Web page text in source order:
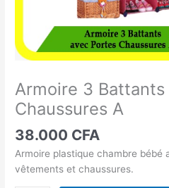
Armoire 3
Chaussures A
38.000 CFA
Armoire plastique chambre bébé
vêtements et chaussures.